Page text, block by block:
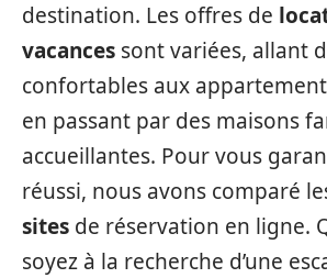
destination. Les offres de
vacances sont variées, allant
confortables aux
en passant par des maisons
accueillantes. Pour vous
réussi, nous avons comparé
sites de réservation en ligne.
soyez à la recherche d’une